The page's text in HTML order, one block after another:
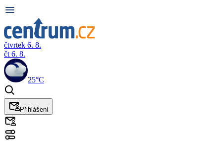
čtvrtek 6. 8.
čt 6. 8.
25°C
Přihlášení